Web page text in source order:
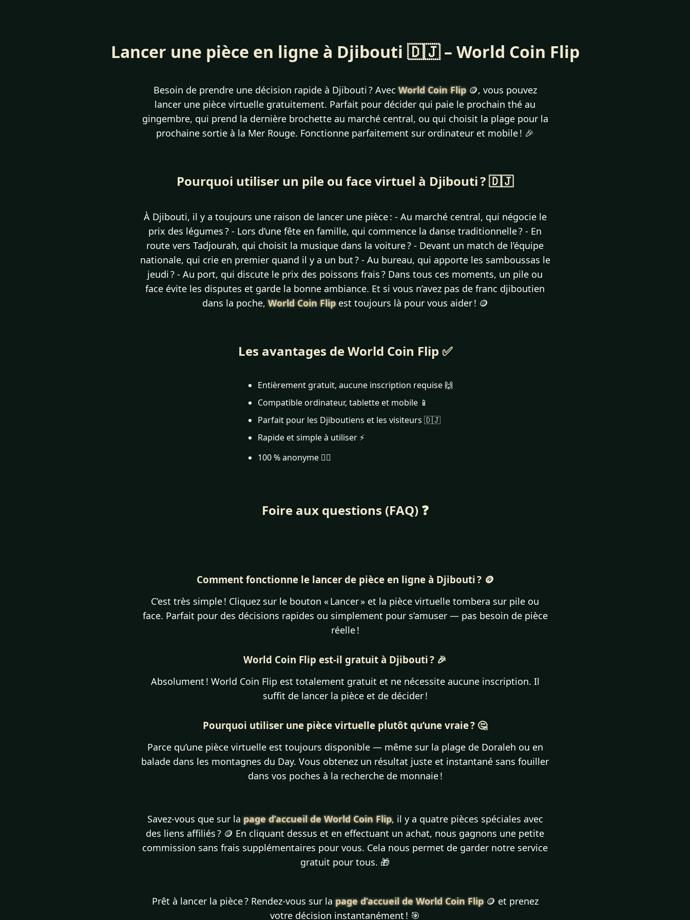
Lancer une pièce en ligne à Djibouti 🇩🇯 – World Coin Flip
Besoin de prendre une décision rapide à Djibouti ? AvecWorld Coin Flip🪙, vous pouvez
lancer une pièce virtuelle gratuitement. Parfait pour décider qui paie le prochain thé au
gingembre, qui prend la dernière brochette au marché central, ou qui choisit la plage pour la
prochaine sortie à la Mer Rouge. Fonctionne parfaitement sur ordinateur et mobile ! 🎉
Pourquoi utiliser un pile ou face virtuel à Djibouti ? 🇩🇯
À Djibouti, il y a toujours une raison de lancer une pièce : - Au marché central, qui négocie le
prix des légumes ? - Lors d’une fête en famille, qui commence la danse traditionnelle ? - En
route vers Tadjourah, qui choisit la musique dans la voiture ? - Devant un match de l’équipe
nationale, qui crie en premier quand il y a un but ? - Au bureau, qui apporte les samboussas le
jeudi ? - Au port, qui discute le prix des poissons frais ? Dans tous ces moments, un pile ou
face évite les disputes et garde la bonne ambiance. Et si vous n’avez pas de franc djiboutien
dans la poche,World Coin Flipest toujours là pour vous aider ! 🪙
Les avantages de World Coin Flip ✅
Entièrement gratuit, aucune inscription requise 🙌
Compatible ordinateur, tablette et mobile 📱
Parfait pour les Djiboutiens et les visiteurs 🇩🇯
Rapide et simple à utiliser ⚡
100 % anonyme 🕵️‍♂️
Foire aux questions (FAQ) ❓
Comment fonctionne le lancer de pièce en ligne à Djibouti ? 🪙
C’est très simple ! Cliquez sur le bouton « Lancer » et la pièce virtuelle tombera sur pile ou
face. Parfait pour des décisions rapides ou simplement pour s’amuser — pas besoin de pièce
réelle !
World Coin Flip est-il gratuit à Djibouti ? 🎉
Absolument ! World Coin Flip est totalement gratuit et ne nécessite aucune inscription. Il
suffit de lancer la pièce et de décider !
Pourquoi utiliser une pièce virtuelle plutôt qu’une vraie ? 🤔
Parce qu’une pièce virtuelle est toujours disponible — même sur la plage de Doraleh ou en
balade dans les montagnes du Day. Vous obtenez un résultat juste et instantané sans fouiller
dans vos poches à la recherche de monnaie !
Savez-vous que sur lapage d’accueil de World Coin Flip, il y a quatre pièces spéciales avec
des liens affiliés ? 🪙 En cliquant dessus et en effectuant un achat, nous gagnons une petite
commission sans frais supplémentaires pour vous. Cela nous permet de garder notre service
gratuit pour tous. 🎁
Prêt à lancer la pièce ? Rendez-vous sur lapage d’accueil de World Coin Flip🪙 et prenez
votre décision instantanément ! 🎯